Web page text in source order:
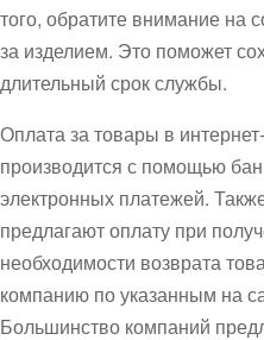
того, обратите внимание на
за изделием. Это поможет
длительный срок службы.
Оплата за товары в
производится с помощью
электронных платежей.
предлагают оплату при
необходимости возврата
компанию по указанным на
Большинство компаний